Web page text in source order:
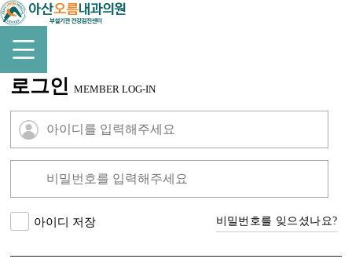
로그인MEMBER LOG-IN
아이디 저장 비밀번호를 잊으셨나요?